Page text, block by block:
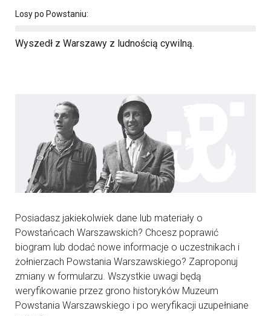
Losy po Powstaniu:
Wyszedł z Warszawy z ludnością cywilną.
Posiadasz jakiekolwiek dane lub materiały o
Powstańcach Warszawskich? Chcesz poprawić
biogram lub dodać nowe informacje o uczestnikach i
żołnierzach Powstania Warszawskiego? Zaproponuj
zmiany w formularzu. Wszystkie uwagi będą
weryfikowanie przez grono historyków Muzeum
Powstania Warszawskiego i po weryfikacji uzupełniane